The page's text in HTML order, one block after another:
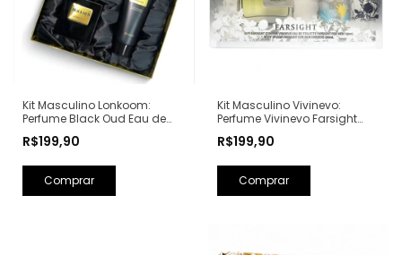
Kit Masculino Lonkoom:
Perfume Black Oud Eau de
Barba Perfumada 150ml
R$199,90
Kit Masculino Vivinevo:
Perfume Vivinevo Farsight
Splash Farsight 250ml
R$199,90